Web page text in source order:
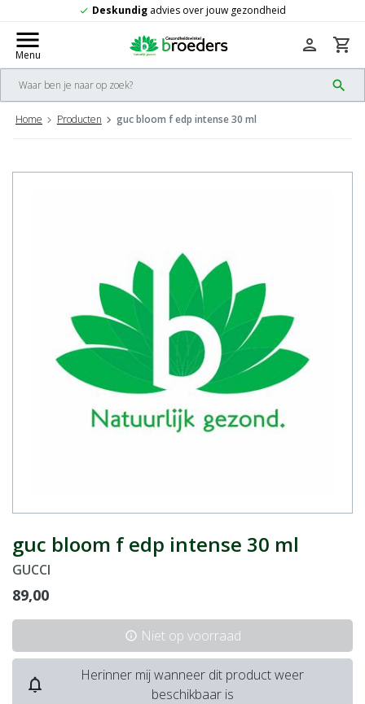
jouw gezondheid check Gratis
menu
Menu
search
person shopping_cart
Home Producten guc bloom f edp intense 30 ml
guc bloom f edp intense 30 ml
GUCCI
89,00
info Niet op voorraad
notifications_none
Herinner mij wanneer dit product weer
beschikbaar is